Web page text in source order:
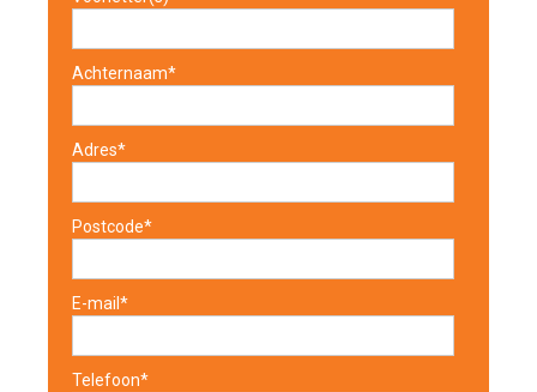
Achternaam*
Adres*
Postcode*
E-mail*
Telefoon*